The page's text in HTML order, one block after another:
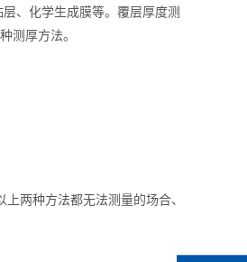
、化学生成膜等。覆层厚度测
测厚方法。
两种方法都无法测量的场合、